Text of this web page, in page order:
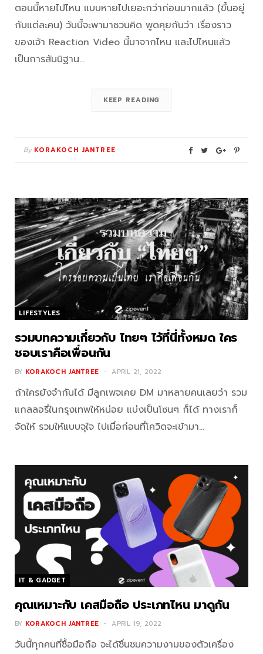
ตอนนี้หายไปไหน แบบหายไปเยอะกว่าก่อนมากแล้ว (ขึ้นอยู่
กับแต่ละคน) วันนี้จะพามาชวนคิด พูดคุยกันว่า เรื่องราว
ของเจ้า Reaction Video นี้มาจากไหน และไปไหนแล้ว
เป็นการสันนิฐาน…
KEEP READING
By KORAKOCH JANTREE
LIFESTYLES
รวมบทความเกี่ยวกับ ไทยๆ ไว้ที่นี่ทั้งหมด ใคร
ชอบเราคือเพื่อนกัน
BY KORAKOCH JANTREE APRIL 21, 2022
ถ้าใครยังจำกันได้ มีลูกเพจเคย DM มาหลายคนเลยว่า รวม
แกลลอรี่ในกรุงเทพให้หน่อย แบ่งเป็นโซนๆ ก็ได้ ทางเราก็
จัดให้ รวมให้แบบจุใจ ไปเมื่อก่อนที่โควิดจะเข้ามา…
IT & GADGET
คุณเหมาะกับ เคสมือถือ ประเภทไหน มาดูกัน
BY KORAKOCH JANTREE APRIL 19, 2022
วันนี้ทุกคนที่ซื้อมือถือ จะได้ชื่นชมความงามของตัวเครื่อง